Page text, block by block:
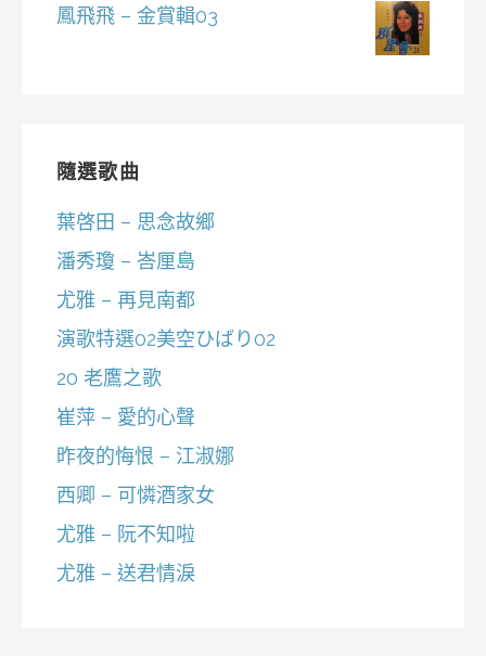
鳳飛飛 – 金賞輯03
隨選歌曲
葉啓田 – 思念故鄉
潘秀瓊 – 峇厘島
尤雅 – 再見南都
演歌特選02美空ひばり02
20 老鷹之歌
崔萍 – 愛的心聲
昨夜的悔恨 – 江淑娜
西卿 – 可憐酒家女
尤雅 – 阮不知啦
尤雅 – 送君情淚